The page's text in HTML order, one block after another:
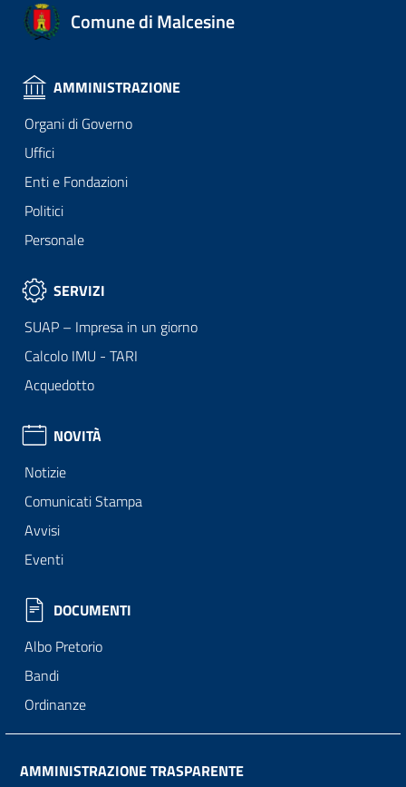
Comune di Malcesine
AMMINISTRAZIONE
Organi di Governo
Uffici
Enti e Fondazioni
Politici
Personale
SERVIZI
SUAP – Impresa in un giorno
Calcolo IMU - TARI
Acquedotto
NOVITÀ
Notizie
Comunicati Stampa
Avvisi
Eventi
DOCUMENTI
Albo Pretorio
Bandi
Ordinanze
AMMINISTRAZIONE TRASPARENTE